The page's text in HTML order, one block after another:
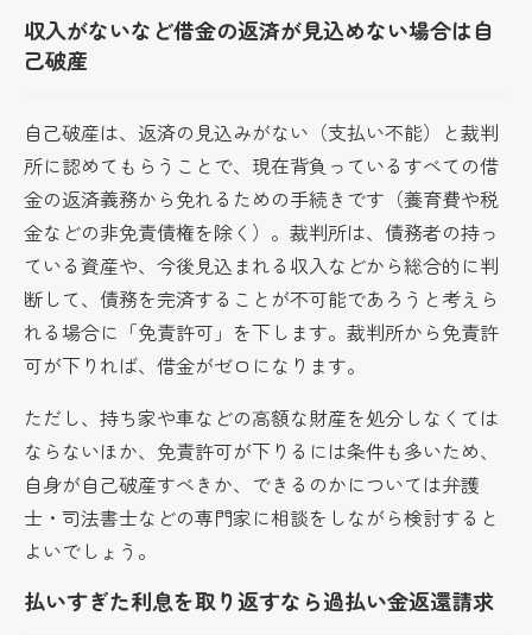
収入がないなど借金の返済が見込めない場合は自
己破産
自己破産は、返済の見込みがない（支払い不能）と裁判
所に認めてもらうことで、現在背負っているすべての借
金の返済義務から免れるための手続きです（養育費や税
金などの非免責債権を除く）。裁判所は、債務者の持っ
ている資産や、今後見込まれる収入などから総合的に判
断して、債務を完済することが不可能であろうと考えら
れる場合に「免責許可」を下します。裁判所から免責許
可が下りれば、借金がゼロになります。
ただし、持ち家や車などの高額な財産を処分しなくては
ならないほか、免責許可が下りるには条件も多いため、
自身が自己破産すべきか、できるのかについては弁護
士・司法書士などの専門家に相談をしながら検討すると
よいでしょう。
払いすぎた利息を取り返すなら過払い金返還請求